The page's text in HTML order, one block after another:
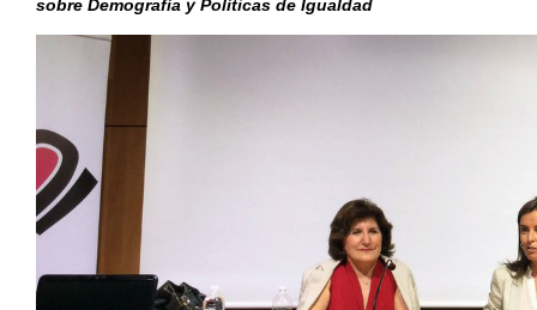
sobre Demografía y Políticas de Igualdad